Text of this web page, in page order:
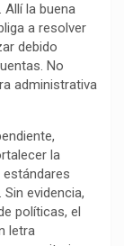
Allí la buena
a resolver
debido
No
administrativa
la
evidencia,
políticas, el
letra